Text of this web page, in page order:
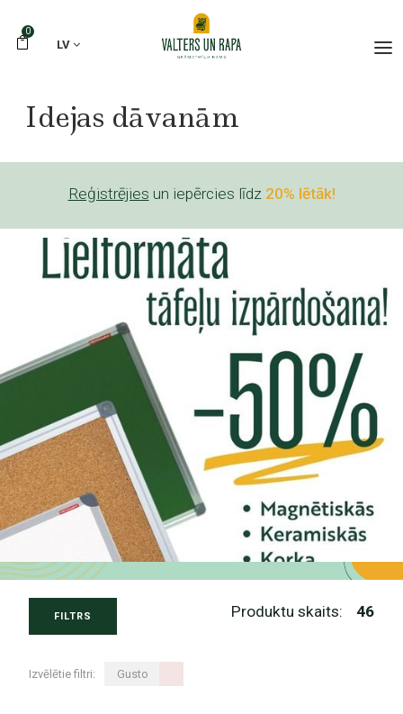
0
LV
Idejas dāvanām
Reģistrējies un iepērcies līdz 20% lētāk!
FILTRS Produktu skaits: 46
Izvēlētie filtri: Gusto